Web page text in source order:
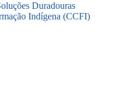
Duradouras
Indígena (CCFI)